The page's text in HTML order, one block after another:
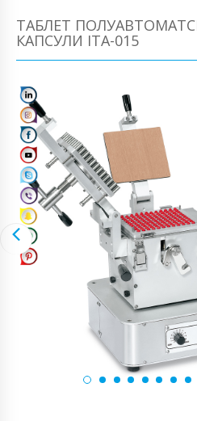
ТАБЛЕТ
КАПСУЛИ ITA-015